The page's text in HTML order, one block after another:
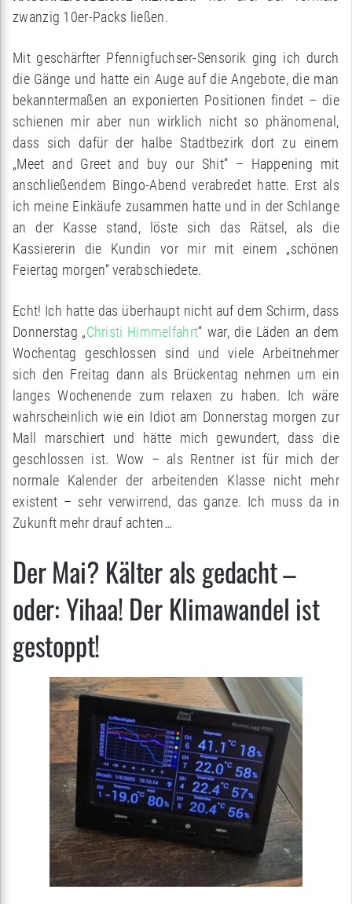
zwanzig 10er-Packs ließen.
Mit geschärfter Pfennigfuchser-Sensorik ging ich durch
die Gänge und hatte ein Auge auf die Angebote, die man
bekanntermaßen an exponierten Positionen findet – die
schienen mir aber nun wirklich nicht so phänomenal,
dass sich dafür der halbe Stadtbezirk dort zu einem
„Meet and Greet and buy our Shit“ – Happening mit
anschließendem Bingo-Abend verabredet hatte. Erst als
ich meine Einkäufe zusammen hatte und in der Schlange
an der Kasse stand, löste sich das Rätsel, als die
Kassiererin die Kundin vor mir mit einem „schönen
Feiertag morgen“ verabschiedete.
Echt! Ich hatte das überhaupt nicht auf dem Schirm, dass
Donnerstag „Christi Himmelfahrt“ war, die Läden an dem
Wochentag geschlossen sind und viele Arbeitnehmer
sich den Freitag dann als Brückentag nehmen um ein
langes Wochenende zum relaxen zu haben. Ich wäre
wahrscheinlich wie ein Idiot am Donnerstag morgen zur
Mall marschiert und hätte mich gewundert, dass die
geschlossen ist. Wow – als Rentner ist für mich der
normale Kalender der arbeitenden Klasse nicht mehr
existent – sehr verwirrend, das ganze. Ich muss da in
Zukunft mehr drauf achten…
Der Mai? Kälter als gedacht –
oder: Yihaa! Der Klimawandel ist
gestoppt!